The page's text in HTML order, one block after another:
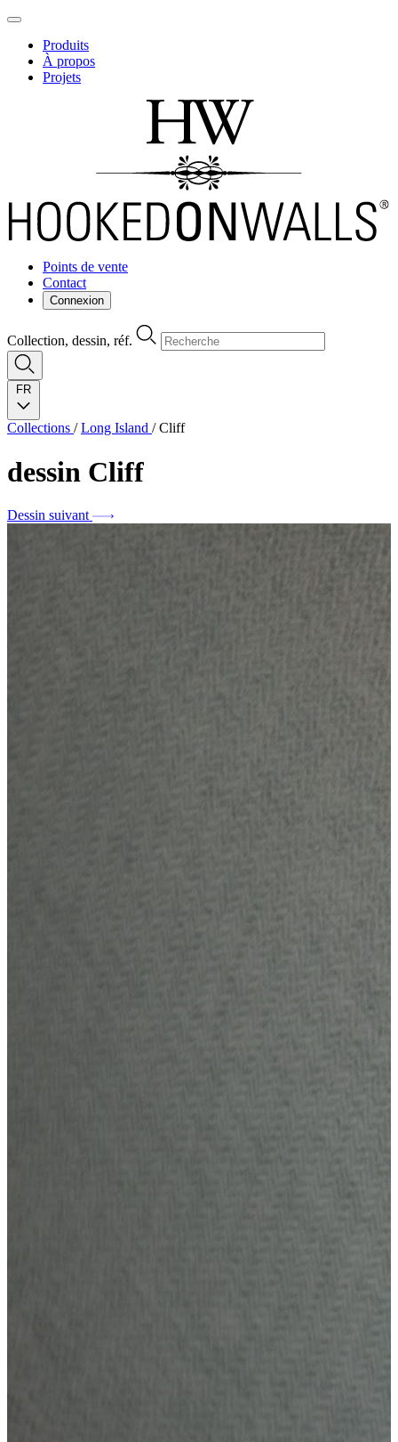
Produits
À propos
Projets
Points de vente
Contact
Connexion
Collection, dessin, réf.
FR
Collections / Long Island / Cliff
dessin Cliff
Dessin suivant